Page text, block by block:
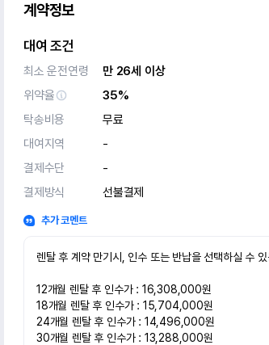
계약정보
대여 조건
최소 운전연령
만 26세 이상
위약율
35%
탁송비용
무료
대여지역
-
결제수단
-
결제방식
선불결제
추가 코멘트
렌탈 후 계약 만기시, 인수 또는 반납을 선택하실 수
12개월 렌탈 후 인수가 : 16,308,000원
18개월 렌탈 후 인수가 : 15,704,000원
24개월 렌탈 후 인수가 : 14,496,000원
30개월 렌탈 후 인수가 : 13,288,000원